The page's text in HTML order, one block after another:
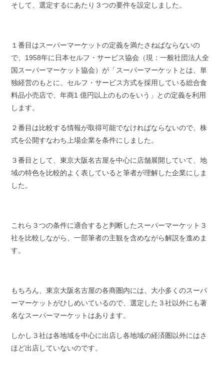
そして、選定するにあたり３つの要件を設定しました。
１番目はスーパーマーケットの定義を満たさねばならないの
で、1958年に日本セルフ・サービス協会（現：一般社団法人全
国スーパーマーケット協会）が「スーパーマーケットとは、単
独経営のもとに、セルフ・サービス方式を採用している総合食
料品小売店で、年商1 億円以上のものをいう」との定義を利用
します。
２番目は比較する情報が取得可能でなければならないので、株
式を公開すなわち上場企業を条件にしました。
３番目として、東京大阪名古屋を中心に店舗展開していて、地
域の特色を比較的よく表していると筆者が理解した企業にしま
した。
これら３つの条件に適合すると判断したスーパーマーケット３
社を比較しながら、一部筆者の主観を含めながら解説を進めま
す。
もちろん、東京大阪名古屋の各商圏内には、大小多くのスーパ
ーマーケットがひしめいているので、選定した３社以外にも著
名なスーパーマーケットはあります。
しかし３社は各地域を中心に出店し各地域の経済圏以外にはさ
ほど出店していないのです。